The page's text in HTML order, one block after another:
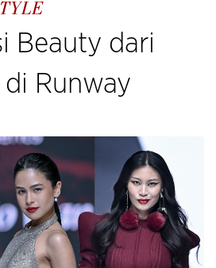
Beauty dari
Runway